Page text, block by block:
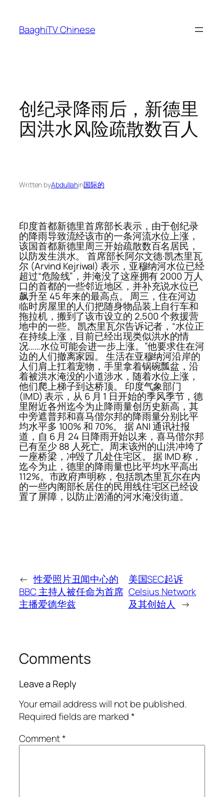
content
BaaghiTV Chinese
创纪录降雨后，新德里
因洪水风险疏散数百人
Written byAbdullahin国际的
印度首都新德里首席部长表示，由于创纪录
的降雨导致流经该市的一条河流水位上涨，
该国首都新德里周三开始疏散数百名居民，
以防发生洪水。 首席部长阿尔文德·凯杰里瓦
尔 (Arvind Kejriwal) 表示，亚穆纳河水位已经
超过“危险线”，并淹没了这座拥有 2000 万人
口的首都的一些邻近地区，并补充说水位已
飙升至 45 年来的最高点。 周三，住在河边
临时房屋里的人们把随身物品装上自行车和
拖拉机，搬到了该市设立的 2,500 个救援营
地中的一些。 凯杰里瓦尔告诉记者，“水位正
在持续上涨，目前已经出现类似洪水的情
况……水位可能会进一步上涨。”他要求住在河
边的人们撤离家园。 生活在亚穆纳河沿岸的
人们肩上扛着宠物，手里拿着锅碗瓢盆，沿
着被洪水淹没的小道涉水，随着水位上涨，
他们爬上梯子到达桥顶。 印度气象部门
(IMD) 表示，从 6 月 1 日开始的季风季节，德
里附近各州迄今为止降雨量创历史新高，其
中旁遮普邦和喜马偕尔邦的降雨量分别比平
均水平多 100% 和 70%。 据 ANI 通讯社报
道，自 6 月 24 日降雨开始以来，喜马偕尔邦
已有至少 88 人死亡。周末该州的山洪冲垮了
一座桥梁，冲毁了几处住宅区。 据 IMD 称，
迄今为止，德里的降雨量也比平均水平高出
112%。市政府声明称，包括凯杰里瓦尔在内
的一些内阁部长居住的民用线住宅区已经设
置了屏障，以防止汹涌的河水淹没街道。
← 性爱照片丑闻中心的
BBC 主持人被任命为首席
主播爱德华兹
美国SEC起诉
Celsius Network
及其创始人
→
Comments
Leave a Reply
Your email address will not be published.
Required fields are marked*
Comment*